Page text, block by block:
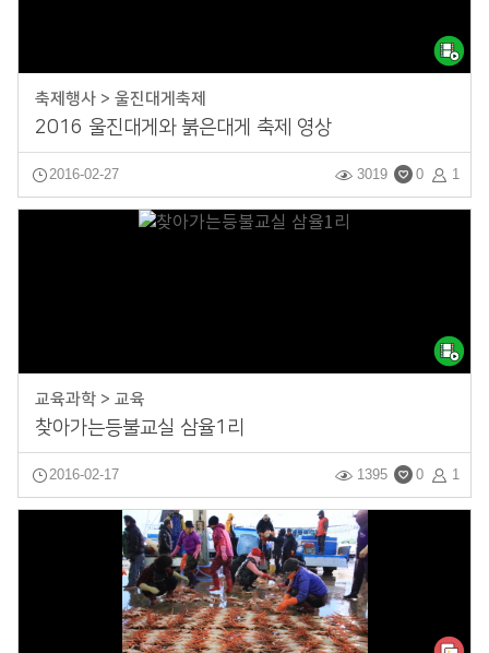
축제행사 > 울진대게축제
2016 울진대게와 붉은대게 축제 영상
2016-02-27 1
0
3019
교육과학 > 교육
찾아가는등불교실 삼율1리
2016-02-17 1
0
1395